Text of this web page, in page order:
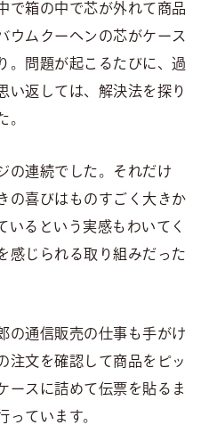
で箱の中で芯が外れて商品
ウムクーヘンの芯がケース
。問題が起こるたびに、過
い返しては、解決法を探り
。
の連続でした。それだけ
の喜びはものすごく大きか
いるという実感もわいてく
感じられる取り組みだった
の通信販売の仕事も手がけ
注文を確認して商品をピッ
ースに詰めて伝票を貼るま
っています。